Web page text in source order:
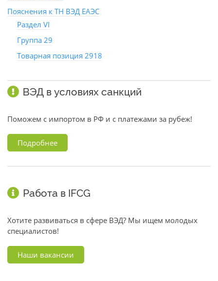
Пояснения к ТН ВЭД ЕАЭС
Раздел VI
Группа 29
Товарная позиция 2918
ВЭД в условиях санкций
Поможем с импортом в РФ и с платежами за рубеж!
Подробнее
Работа в IFCG
Хотите развиваться в сфере ВЭД? Мы ищем молодых
специалистов!
Наши вакансии